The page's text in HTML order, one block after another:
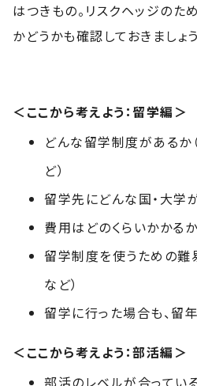
はつきもの。リスクヘッジのた
かどうかも確認しておきましょう
＜ここから考えよう：留学編＞
どんな留学制度があるか
ど）
留学先にどんな国・大学
費用はどのくらいかかるか
留学制度を使うための難
など）
留学に行った場合も、留
＜ここから考えよう：部活編＞
部活のレベルが合ってい